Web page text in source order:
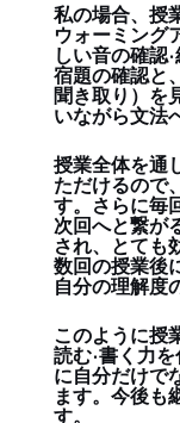
私の場合、授
ウォーミング
しい音の確認
宿題の確認と
聞き取り）を
いながら文法
授業全体を通
ただけるので
す。さらに毎
次回へと繋が
され、とても
数回の授業後
自分の理解度
このように授
読む·書く力
に自分だけで
ます。今後も
す。